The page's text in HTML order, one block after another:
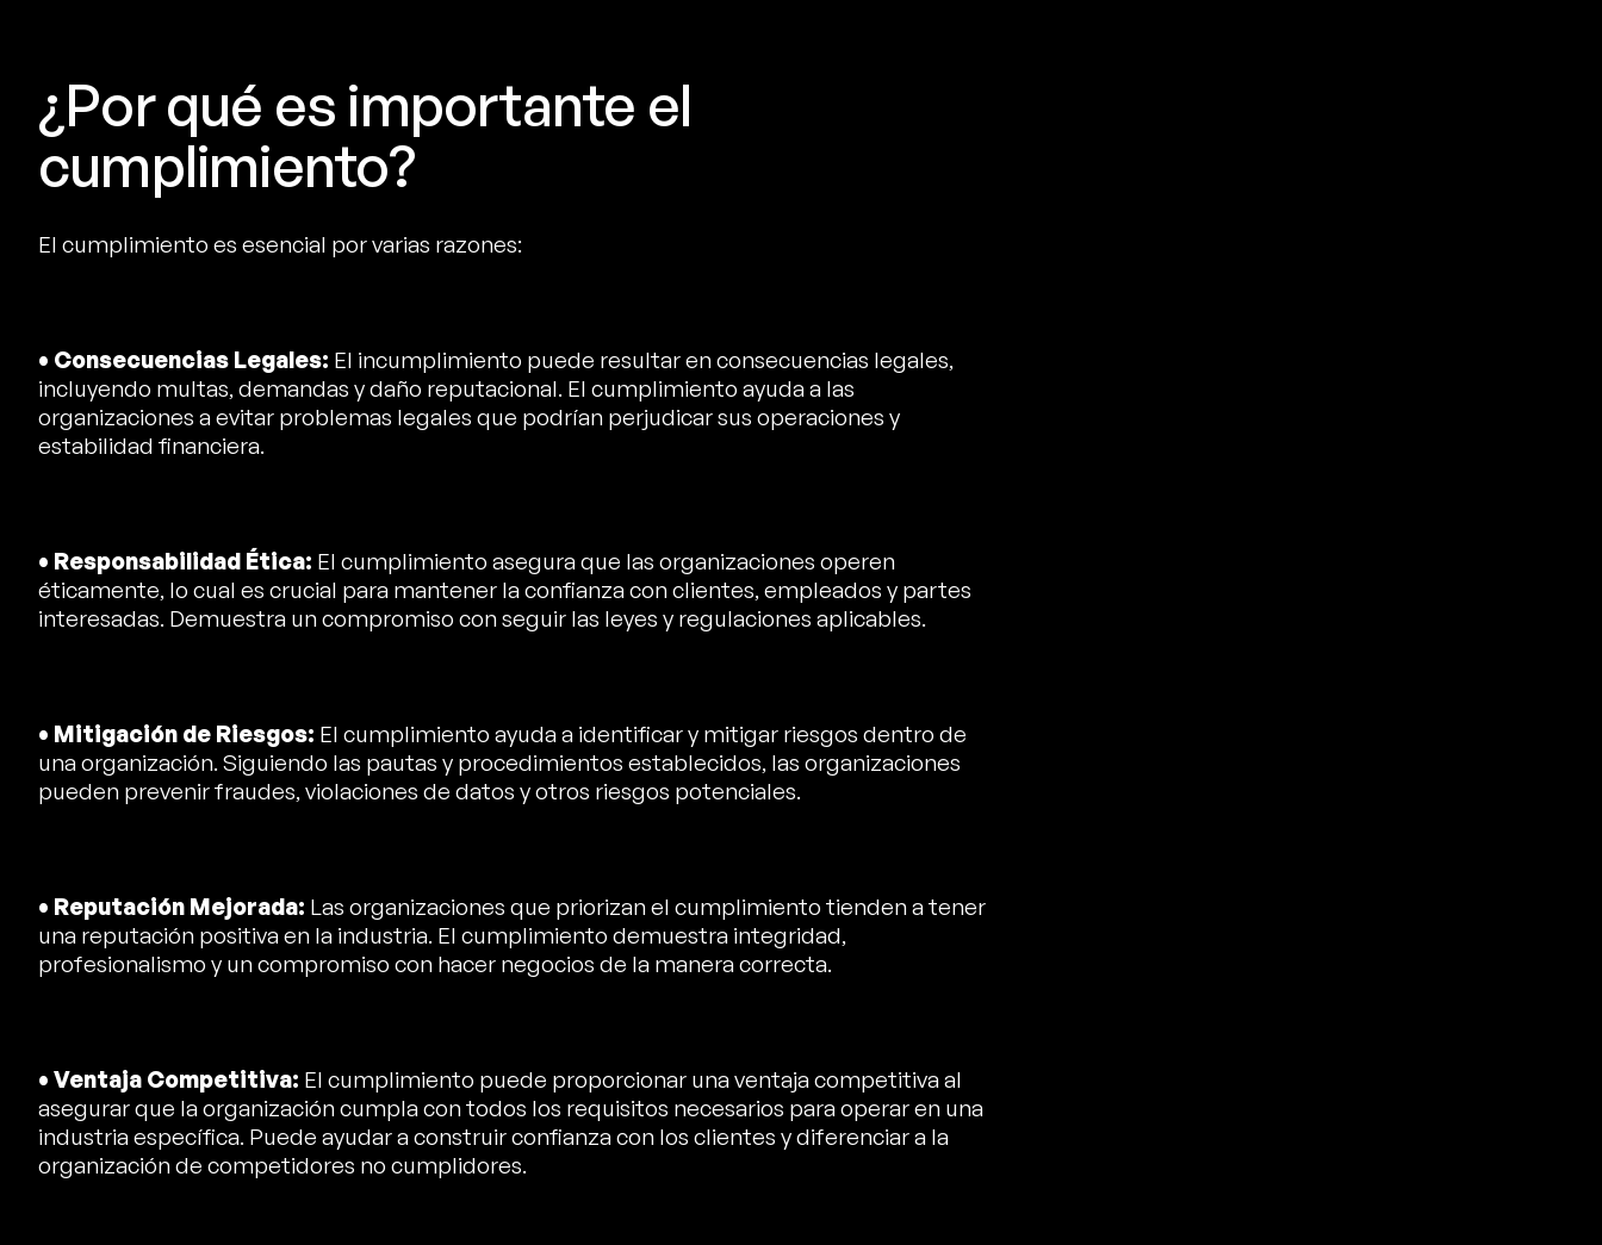
¿Por qué es importante el
cumplimiento?
El cumplimiento es esencial por varias razones:
• Consecuencias Legales: El incumplimiento puede resultar en consecuencias legales,
incluyendo multas, demandas y daño reputacional. El cumplimiento ayuda a las
organizaciones a evitar problemas legales que podrían perjudicar sus operaciones y
estabilidad financiera.
• Responsabilidad Ética: El cumplimiento asegura que las organizaciones operen
éticamente, lo cual es crucial para mantener la confianza con clientes, empleados y partes
interesadas. Demuestra un compromiso con seguir las leyes y regulaciones aplicables.
• Mitigación de Riesgos: El cumplimiento ayuda a identificar y mitigar riesgos dentro de
una organización. Siguiendo las pautas y procedimientos establecidos, las organizaciones
pueden prevenir fraudes, violaciones de datos y otros riesgos potenciales.
• Reputación Mejorada: Las organizaciones que priorizan el cumplimiento tienden a tener
una reputación positiva en la industria. El cumplimiento demuestra integridad,
profesionalismo y un compromiso con hacer negocios de la manera correcta.
• Ventaja Competitiva: El cumplimiento puede proporcionar una ventaja competitiva al
asegurar que la organización cumpla con todos los requisitos necesarios para operar en una
industria específica. Puede ayudar a construir confianza con los clientes y diferenciar a la
organización de competidores no cumplidores.